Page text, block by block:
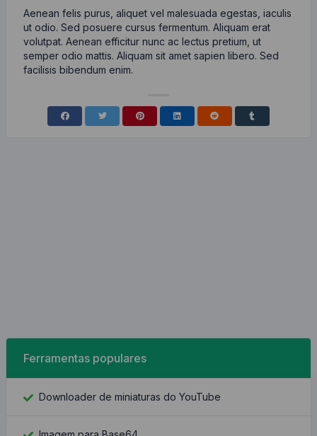
Aenean felis purus, aliquet vel malesuada egestas, iaculis
ut odio. Sed posuere cursus fermentum. Aliquam erat
volutpat. Aenean efficitur nunc ac lectus pretium, ut
semper odio mattis. Aliquam sit amet sapien libero. Sed
facilisis bibendum enim.
Ferramentas populares
Downloader de miniaturas do YouTube